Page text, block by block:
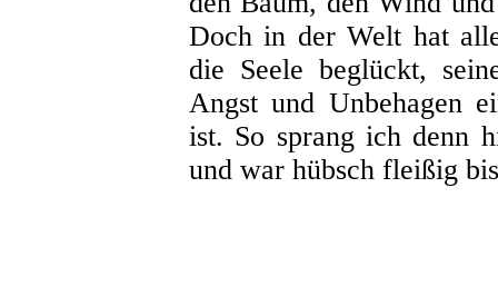
Doch in der Welt hat
die Seele beglückt,
Angst und Unbehagen
ist. So sprang ich denn
und war hübsch fleißig